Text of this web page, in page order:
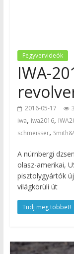
Fegyvervideók
IWA-
2016-05-17
iwa, iwa2016,
schmeisser,
A nürnbergi
olasz-amerikai,
pisztolygyártók
világkörüli út
Tudj meg többet!